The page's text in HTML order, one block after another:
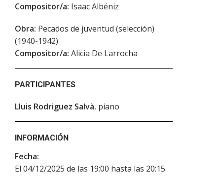
Compositor/a: Isaac Albéniz
Obra: Pecados de juventud (selección)
(1940-1942)
Compositor/a: Alicia De Larrocha
PARTICIPANTES
Lluis Rodriguez Salvà, piano
INFORMACIÓN
Fecha:
El 04/12/2025 de las 19:00 hasta las 20:15